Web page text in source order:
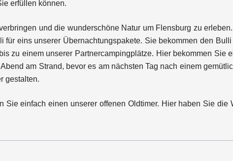
erfüllen können.
und die wunderschöne Natur um Flensburg zu
eins unserer Übernachtungspakete. Sie bekommen den
zu einem unserer Partnercampingplätze. Hier bekommen Sie
am Strand, bevor es am nächsten Tag nach einem
gestalten.
Sie einfach einen unserer offenen Oldtimer. Hier haben Sie die